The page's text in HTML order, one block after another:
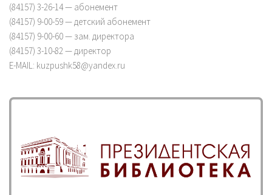
(84157) 3-26-14 — абонемент
(84157) 9-00-59 — детский абонемент
(84157) 9-00-60 — зам. директора
(84157) 3-10-82 — директор
E-MAIL: kuzpushk58@yandex.ru